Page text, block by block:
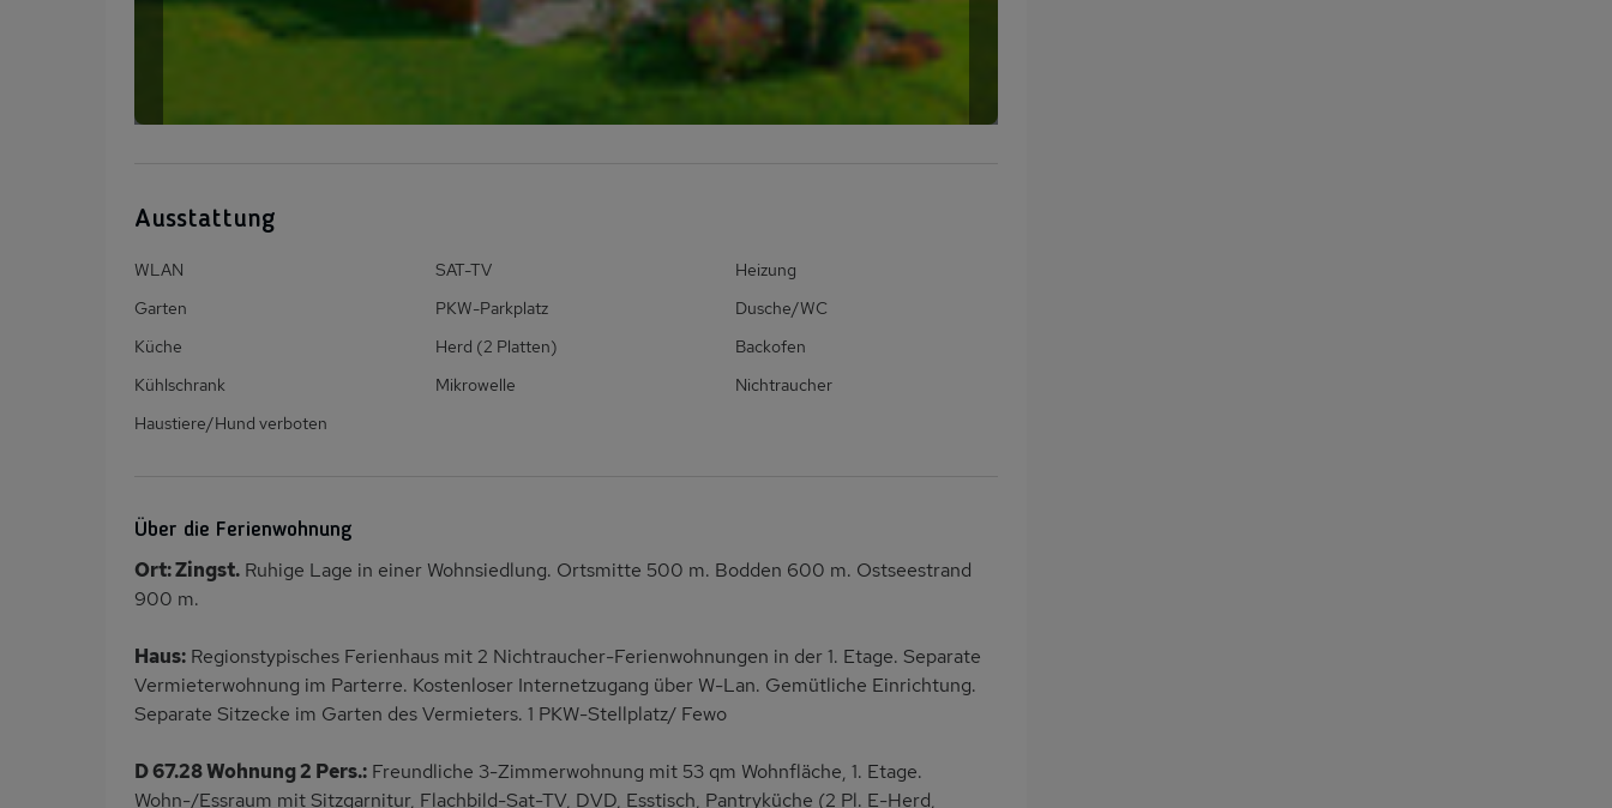
Ausstattung
WLAN SAT-TV
Heizung
Garten
PKW-Parkplatz
Dusche/WC
Küche
Herd (2 Platten)
Backofen
Kühlschrank
Mikrowelle
Nichtraucher
Haustiere/Hund verboten
Über die Ferienwohnung
Ort: Zingst. Ruhige Lage in einer Wohnsiedlung. Ortsmitte 500 m. Bodden 600 m. Ostseestrand
900 m.
Haus: Regionstypisches Ferienhaus mit 2 Nichtraucher-Ferienwohnungen in der 1. Etage. Separate
Vermieterwohnung im Parterre. Kostenloser Internetzugang über W-Lan. Gemütliche Einrichtung.
Separate Sitzecke im Garten des Vermieters. 1 PKW-Stellplatz/ Fewo
D 67.28 Wohnung 2 Pers.: Freundliche 3-Zimmerwohnung mit 53 qm Wohnfläche, 1. Etage.
Wohn-/Essraum mit Sitzgarnitur, Flachbild-Sat-TV, DVD, Esstisch, Pantryküche (2 Pl. E-Herd,